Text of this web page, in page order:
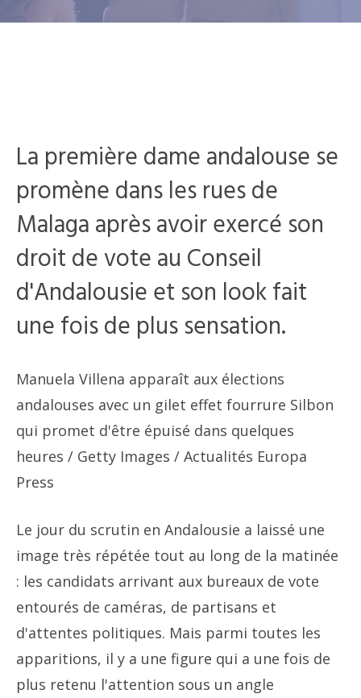
La première dame andalouse se
promène dans les rues de
Malaga après avoir exercé son
droit de vote au Conseil
d'Andalousie et son look fait
une fois de plus sensation.
Manuela Villena apparaît aux élections
andalouses avec un gilet effet fourrure Silbon
qui promet d'être épuisé dans quelques
heures / Getty Images / Actualités Europa
Press
Le jour du scrutin en Andalousie a laissé une
image très répétée tout au long de la matinée
: les candidats arrivant aux bureaux de vote
entourés de caméras, de partisans et
d'attentes politiques. Mais parmi toutes les
apparitions, il y a une figure qui a une fois de
plus retenu l'attention sous un angle